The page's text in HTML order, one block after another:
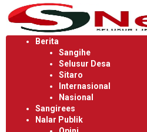
Langsung
ke
konten
Berita
Sangihe
Selusur Desa
Sitaro
Internasional
Nasional
Sangirees
Nalar Publik